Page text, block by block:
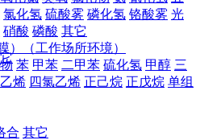
氯化氢 硫酸雾 磷化氢 铬酸雾 光
硝酸 磷酸 其它
）（工作场所环境）
苯 甲苯 二甲苯 硫化氢 甲醇 三
烯 四氯乙烯 正己烷 正戊烷 单组
合 其它